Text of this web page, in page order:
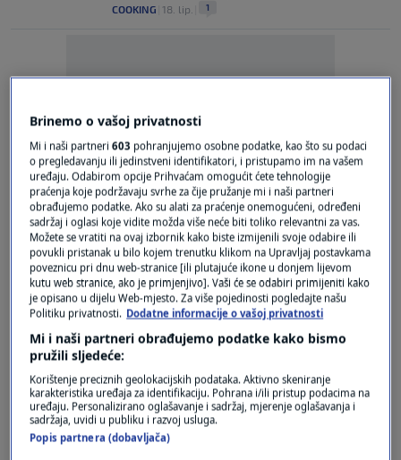
COOKING 18. lip. 1
Oglas
PAŽLJIVO PRIPREMAJTE
Naše bake su pirjano meso kuhale tako da
se topi u ustima: Pripazite, jedna pogreška
može sve pokvariti
COOKING|9. lip.| 0
KAKVA POSLASTICA!
VIDEO / Crno-bijela fantazija: Kolač koji
spaja mekani biskvit, bogate kreme i
čokoladnu glazuru
Brinemo o vašoj privatnosti
Mi i naši partneri603 pohranjujemo osobne podatke, kao što su podaci
o pregledavanju ili jedinstveni identifikatori, i pristupamo im na vašem
uređaju. Odabirom opcije Prihvaćam omogućit ćete tehnologije
praćenja koje podržavaju svrhe za čije pružanje mi i naši partneri
obrađujemo podatke. Ako su alati za praćenje onemogućeni, određeni
sadržaj i oglasi koje vidite možda više neće biti toliko relevantni za vas.
Možete se vratiti na ovaj izbornik kako biste izmijenili svoje odabire ili
povukli pristanak u bilo kojem trenutku klikom na Upravljaj postavkama
poveznicu pri dnu web-stranice [ili plutajuće ikone u donjem lijevom
kutu web stranice, ako je primjenjivo]. Vaši će se odabiri primijeniti kako
je opisano u dijelu Web-mjesto. Za više pojedinosti pogledajte našu
Politiku privatnosti. Dodatne informacije o vašoj privatnosti
Mi i naši partneri obrađujemo podatke kako bismo
pružili sljedeće:
Korištenje preciznih geolokacijskih podataka. Aktivno skeniranje
karakteristika uređaja za identifikaciju. Pohrana i/ili pristup podacima na
uređaju. Personalizirano oglašavanje i sadržaj, mjerenje oglašavanja i
sadržaja, uvidi u publiku i razvoj usluga.
Popis partnera (dobavljača)